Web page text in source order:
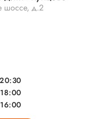
шоссе, д.2